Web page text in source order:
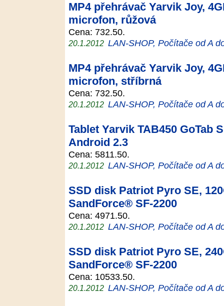
MP4 přehrávač Yarvik Joy,
microfon, růžová
Cena: 732.50.
20.1.2012 LAN-SHOP, Počítače od A
MP4 přehrávač Yarvik Joy,
microfon, stříbrná
Cena: 732.50.
20.1.2012 LAN-SHOP, Počítače od A
Tablet Yarvik TAB450 GoTab
Android 2.3
Cena: 5811.50.
20.1.2012 LAN-SHOP, Počítače od A
SSD disk Patriot Pyro SE,
SandForce® SF-2200
Cena: 4971.50.
20.1.2012 LAN-SHOP, Počítače od A
SSD disk Patriot Pyro SE,
SandForce® SF-2200
Cena: 10533.50.
20.1.2012 LAN-SHOP, Počítače od A